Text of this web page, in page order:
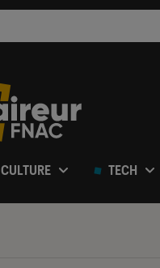
CULTURE TECH